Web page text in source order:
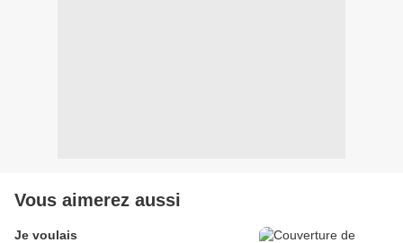
Vous aimerez aussi
Je voulais